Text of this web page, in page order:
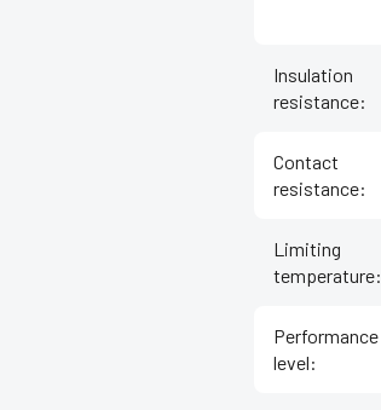
Insulation
resistance:
Contact
resistance:
Limiting
temperature:
Performance
level: